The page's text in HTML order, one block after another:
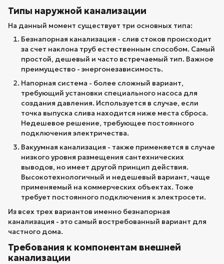
Типы наружной канализации
На данный момент существует три основных типа:
Безнапорная канализация - слив стоков происходит
за счет наклона труб естественным способом. Самый
простой, дешевый и часто встречаемый тип. Важное
преимущество - энергонезависимость.
Напорная система - более сложный вариант,
требующий установки специального насоса для
создания давления. Используется в случае, если
точка выпуска слива находится ниже места сброса.
Недешевое решение, требующее постоянного
подключения электричества.
Вакуумная канализация - также применяется в случае
низкого уровня размещения сантехнических
выводов, но имеет другой принцип действия.
Высокотехнологичный и недешевый вариант, чаще
применяемый на коммерческих объектах. Тоже
требует постоянного подключения к электросети.
Из всех трех вариантов именно безнапорная
канализация - это самый востребованный вариант для
частного дома.
Требования к компонентам внешней
канализации